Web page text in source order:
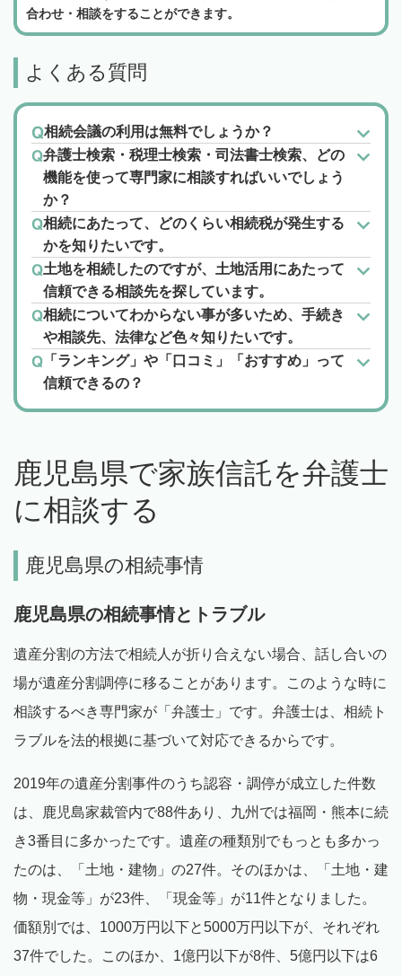
合わせ・相談をすることができます。
よくある質問
相続会議の利用は無料でしょうか？
弁護士検索・税理士検索・司法書士検索、どの
機能を使って専門家に相談すればいいでしょう
か？
相続にあたって、どのくらい相続税が発生する
かを知りたいです。
土地を相続したのですが、土地活用にあたって
信頼できる相談先を探しています。
相続についてわからない事が多いため、手続き
や相談先、法律など色々知りたいです。
「ランキング」や「口コミ」「おすすめ」って
信頼できるの？
鹿児島県で家族信託を弁護士
に相談する
鹿児島県の相続事情
鹿児島県の相続事情とトラブル
遺産分割の方法で相続人が折り合えない場合、話し合いの
場が遺産分割調停に移ることがあります。このような時に
相談するべき専門家が「弁護士」です。弁護士は、相続ト
ラブルを法的根拠に基づいて対応できるからです。
2019年の遺産分割事件のうち認容・調停が成立した件数
は、鹿児島家裁管内で88件あり、九州では福岡・熊本に続
き3番目に多かったです。遺産の種類別でもっとも多かっ
たのは、「土地・建物」の27件。そのほかは、「土地・建
物・現金等」が23件、「現金等」が11件となりました。
価額別では、1000万円以下と5000万円以下が、それぞれ
37件でした。このほか、1億円以下が8件、5億円以下は6